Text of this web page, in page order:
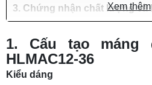
3. Chứng nhận chất lượng và
Xem thêm
1. Cấu tạo máng
HLMAC12-36
Kiểu dáng